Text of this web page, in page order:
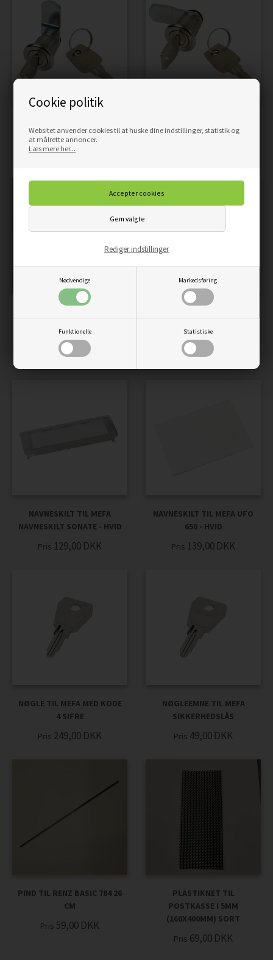
Cookie politik
Websitet anvender cookies til at huske dine indstillinger, statistik og
at målrette annoncer.
Læs mere her...
Nødvendige Markedsføring
Funktionelle Statistiske
Rediger indstillinger
KAMSTYKKE OP
Pris320,00
KAMSTYKKE TIL VENSTRE
169,00DKK
STANDER 28 HVID
Pris179,00
NAVNESKILT TIL MEFA
NAVNESKILT SONATE - HVID
Pris 129,00 DKK
NAVNESKILT TIL MEFA UFO
650 - HVID
Pris 139,00 DKK
NØGLE TIL MEFA MED KODE
4 SIFRE
Pris 249,00 DKK
NØGLEEMNE TIL MEFA
SIKKERHEDSLÅS
Pris 49,00 DKK
PIND TIL RENZ BASIC 784 26
CM
Pris 59,00 DKK
PLASTIKNET TIL
POSTKASSE I 5MM
(160X400MM) SORT
Pris 69,00 DKK